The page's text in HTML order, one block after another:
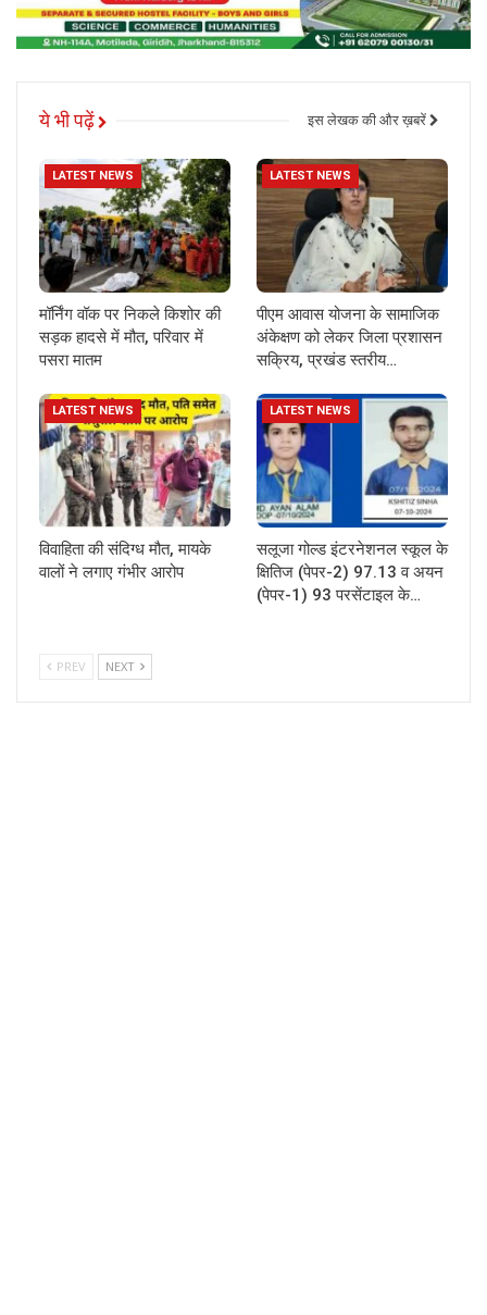
ये भी पढ़ें इस लेखक की और ख़बरें
LATEST NEWS
मॉर्निंग वॉक पर निकले किशोर की
सड़क हादसे में मौत, परिवार में
पसरा मातम
LATEST NEWS
पीएम आवास योजना के सामाजिक
अंकेक्षण को लेकर जिला प्रशासन
सक्रिय, प्रखंड स्तरीय…
LATEST NEWS
विवाहिता की संदिग्ध मौत, मायके
वालों ने लगाए गंभीर आरोप
LATEST NEWS
सलूजा गोल्ड इंटरनेशनल स्कूल के
क्षितिज (पेपर-2) 97.13 व अयन
(पेपर-1) 93 परसेंटाइल के…
PREV NEXT